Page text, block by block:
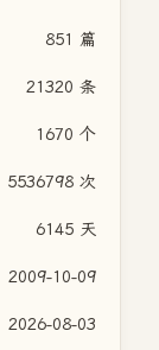
851 篇
21320 条
1670 个
5536798 次
6145 天
2009-10-09
2026-08-03